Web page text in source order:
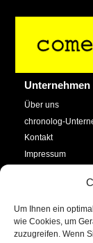
Um Ihnen ein
wie Cookies, um
zuzugreifen. Wenn
Unternehmen
Über uns
chronolog-
Kontakt
Impressum
Cookie-Richtlinie
Service
SHOP